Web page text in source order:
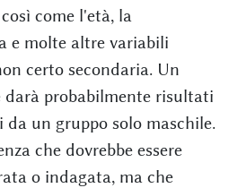
come l'età, la
e molte altre variabili
certo secondaria. Un
darà probabilmente risultati
un gruppo solo maschile.
che dovrebbe essere
o indagata, ma che